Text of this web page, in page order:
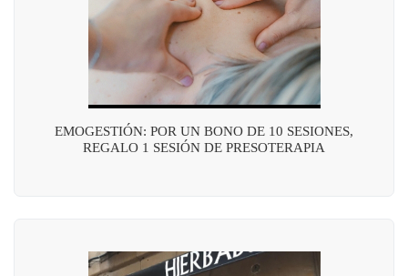
EMOGESTIÓN: POR UN BONO DE 10 SESIONES,
REGALO 1 SESIÓN DE PRESOTERAPIA